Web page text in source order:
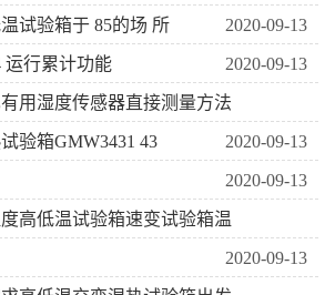
试验箱于 85的场 所 2020-09-13
运行累计功能 2020-09-13
用湿度传感器直接测量方法
2020-09-13
验箱GMW3431 43
2020-09-13
高低温试验箱速变试验箱温
2020-09-13